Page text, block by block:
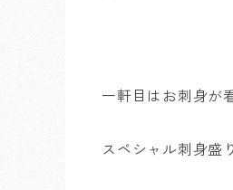
一軒目はお刺身が
スペシャル刺身盛